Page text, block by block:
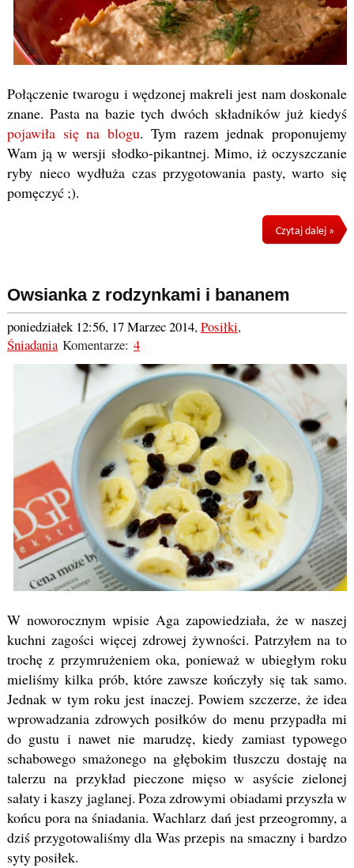
Połączenie twarogu i wędzonej makreli jest nam doskonale
znane. Pasta na bazie tych dwóch składników już kiedyś
pojawiła się na blogu. Tym razem jednak proponujemy
Wam ją w wersji słodko-pikantnej. Mimo, iż oczyszczanie
ryby nieco wydłuża czas przygotowania pasty, warto się
pomęczyć ;).
Czytaj dalej »
Owsianka z rodzynkami i bananem
poniedziałek 12:56, 17 Marzec 2014,Posiłki,
ŚniadaniaKomentarze: 4
W noworocznym wpisie Aga zapowiedziała, że w naszej
kuchni zagości więcej zdrowej żywności. Patrzyłem na to
trochę z przymrużeniem oka, ponieważ w ubiegłym roku
mieliśmy kilka prób, które zawsze kończyły się tak samo.
Jednak w tym roku jest inaczej. Powiem szczerze, że idea
wprowadzania zdrowych posiłków do menu przypadła mi
do gustu i nawet nie marudzę, kiedy zamiast typowego
schabowego smażonego na głębokim tłuszczu dostaję na
talerzu na przykład pieczone mięso w asyście zielonej
sałaty i kaszy jaglanej. Poza zdrowymi obiadami przyszła w
końcu pora na śniadania. Wachlarz dań jest przeogromny, a
dziś przygotowaliśmy dla Was przepis na smaczny i bardzo
syty posiłek.